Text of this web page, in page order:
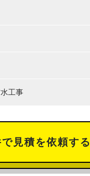
工事
見積を依頼する